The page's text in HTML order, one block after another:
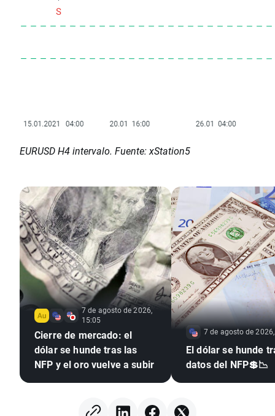
EURUSD H4 intervalo. Fuente: xStation5
7 de agosto de 2026,
15:05
Cierre de mercado: el
dólar se hunde tras las
NFP y el oro vuelve a subir
7 de agosto de
El dólar se hunde
datos del NFP💲📉